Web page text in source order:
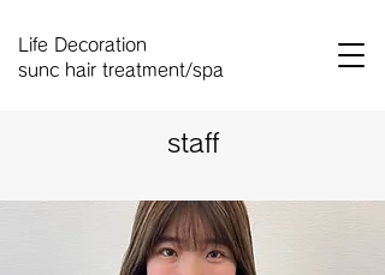
Life Decoration
sunc hair treatment/spa
staff